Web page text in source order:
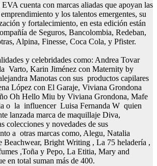
cuenta con marcas aliadas que apoyan las
y los talentos emergentes, su
y fortalecimiento, en esta edición están
de Seguros, Bancolombia, Redeban,
Alpina, Finesse, Coca Cola, y Pfister.
y celebridades como: Andrea Tovar
Varto, Karin Jiménez con Maternity by
Manotas con sus productos capilares
López con El Garaje, Viviana Grondona
Oh Hello Miu by Viviana Grondona, Mafe
o la influencer Luisa Fernanda W quien
lanzada marca de maquillaje Diva,
colecciones y novedades de sus
a otras marcas como, Alegu, Natalia
Beachwear, Bright Writing , La 75 heladería ,
,Toña y Pepo, La Etitia, Mary and
en total suman más de 400.